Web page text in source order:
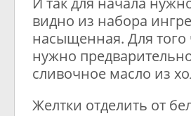
видно из набора
насыщенная. Для того
нужно
сливочное масло из
Желтки отделить от